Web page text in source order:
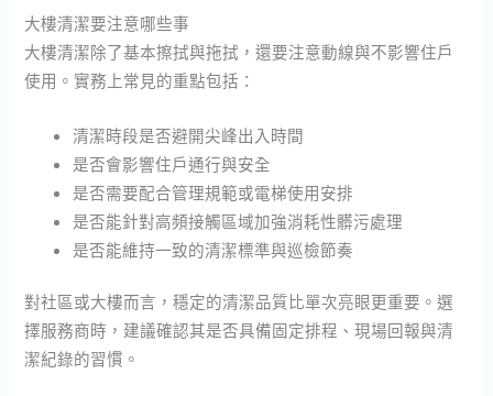
大樓清潔要注意哪些事
大樓清潔除了基本擦拭與拖拭，還要注意動線與不影響住戶
使用。實務上常見的重點包括：
清潔時段是否避開尖峰出入時間
是否會影響住戶通行與安全
是否需要配合管理規範或電梯使用安排
是否能針對高頻接觸區域加強消耗性髒污處理
是否能維持一致的清潔標準與巡檢節奏
對社區或大樓而言，穩定的清潔品質比單次亮眼更重要。選
擇服務商時，建議確認其是否具備固定排程、現場回報與清
潔紀錄的習慣。